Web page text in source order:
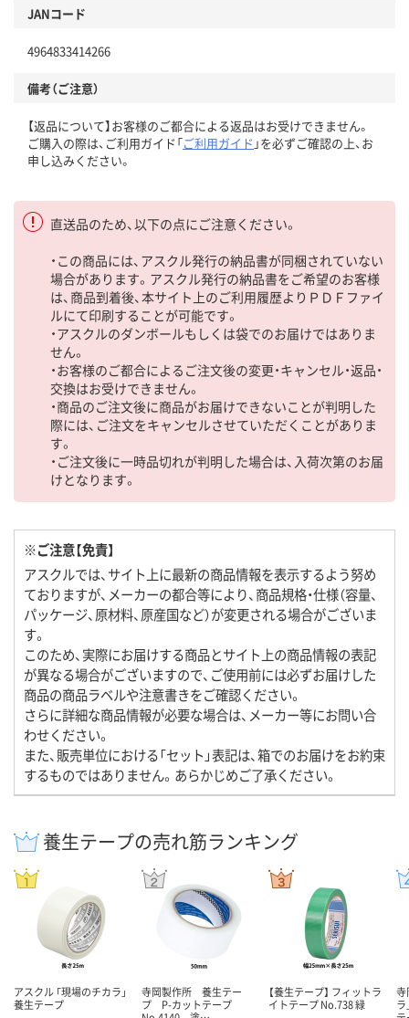
JANコード
4964833414266
備考（ご注意）
【返品について】お客様のご都合による返品はお受けできません。
ご購入の際は、ご利用ガイド「ご利用ガイド 」を必ずご確認の上、お
申し込みください。
直送品のため、以下の点にご注意ください。
・この商品には、アスクル発行の納品書が同梱されていない
場合があります。アスクル発行の納品書をご希望のお客様
は、商品到着後、本サイト上のご利用履歴よりＰＤＦファイ
ルにて印刷することが可能です。
・アスクルのダンボールもしくは袋でのお届けではありま
せん。
・お客様のご都合によるご注文後の変更・キャンセル・返品・
交換はお受けできません。
・商品のご注文後に商品がお届けできないことが判明した
際には、ご注文をキャンセルさせていただくことがありま
す。
・ご注文後に一時品切れが判明した場合は、入荷次第のお届
けとなります。
※ご注意【免責】
アスクルでは、サイト上に最新の商品情報を表示するよう努め
ておりますが、メーカーの都合等により、商品規格・仕様（容量、
パッケージ、原材料、原産国など）が変更される場合がございま
す。
このため、実際にお届けする商品とサイト上の商品情報の表記
が異なる場合がございますので、ご使用前には必ずお届けした
商品の商品ラベルや注意書きをご確認ください。
さらに詳細な商品情報が必要な場合は、メーカー等にお問い合
わせください。
また、販売単位における「セット」表記は、箱でのお届けをお約束
するものではありません。あらかじめご了承ください。
養生テープの売れ筋ランキング
アスクル 「現場のチカラ」
養生テープ
寺岡製作所 養生テー
プ P-カットテープ
【養生テープ】 フィットラ
イトテープ No.738 緑
寺
ラ